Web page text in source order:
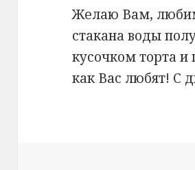
Желаю Вам,
стакана воды
кусочком торта
как Вас любят! С